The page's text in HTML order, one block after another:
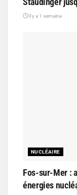
il y a 1 semaine
NUCLÉAIRE
Fos-sur-Mer :
énergies